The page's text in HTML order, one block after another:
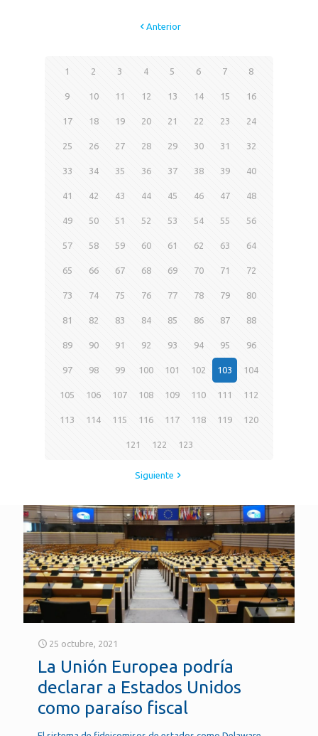
Anterior
1 2 3 4 5 6 7 8
9 10 11 12 13 14 15 16
17 18 19 20 21 22 23 24
25 26 27 28 29 30 31 32
33 34 35 36 37 38 39 40
41 42 43 44 45 46 47 48
49 50 51 52 53 54 55 56
57 58 59 60 61 62 63 64
65 66 67 68 69 70 71 72
73 74 75 76 77 78 79 80
81 82 83 84 85 86 87 88
89 90 91 92 93 94 95 96
97 98 99 100 101 102 103 104
105 106 107 108 109 110 111 112
113 114 115 116 117 118 119 120
121 122 123
Siguiente
25 octubre, 2021
La Unión Europea podría
declarar a Estados Unidos
como paraíso fiscal